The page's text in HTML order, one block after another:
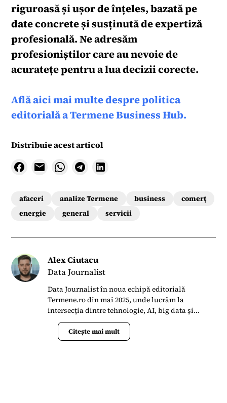
riguroasă și ușor de înțeles, bazată pe
date concrete și susținută de expertiză
profesională. Ne adresăm
profesioniștilor care au nevoie de
acuratețe pentru a lua decizii corecte.
Află aici mai multe despre politica
editorială a Termene Business Hub.
Distribuie acest articol
afaceri analize Termene business
comerț
energie
general servicii
Alex Ciutacu
Data Journalist
Data Journalist în noua echipă editorială
Termene.ro din mai 2025, unde lucrăm la
intersecția dintre tehnologie, AI, big data și
jurnalism. Are în spate o experiență de peste 8 ani
în presa de business, de la ziar și reviste la
digital, formate video și TV. A lucrat la Ziarul
Citește mai mult